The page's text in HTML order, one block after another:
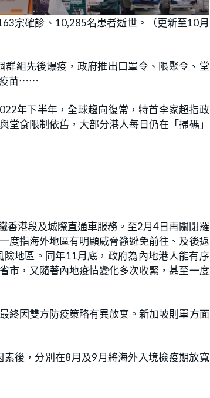
宗確診、10,285名患者逝世。（更新至10月
組先後爆疫，政府推出口罩令、限聚令、堂
疫苗⋯⋯
年下半年，全球趨向復常，特首李家超指政
食限制依舊，大部分港人每日仍在「掃碼」
香港段及城際直通車服務。至2月4日再關閉羅
度指海外地區有明顯威脅籲避免前往、及後返
地區。同年11月底，政府為內地港人能有序
市，又隨著內地疫情變化多次收緊，甚至一度
終因雙方防疫策略有異放棄。新加坡則單方面
後，分別在8月及9月將海外入境檢疫期放寬